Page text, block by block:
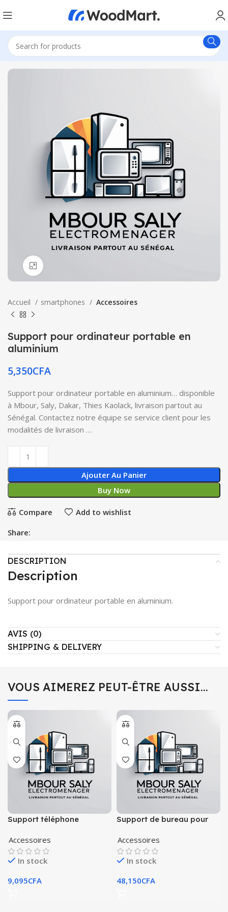
Accueil smartphones Accessoires
Support pour ordinateur portable en
aluminium
5,350CFA
Support pour ordinateur portable en aluminium… disponible
à Mbour, Saly, Dakar, Thies Kaolack, livraison partout au
Sénégal. Contactez notre équipe se service client pour les
modalités de livraison …
Ajouter Au Panier
Buy Now
Compare Add to wishlist
Share:
DESCRIPTION
Description
Support pour ordinateur portable en aluminium.
AVIS (0)
SHIPPING & DELIVERY
VOUS AIMEREZ PEUT-ÊTRE AUSSI…
Support téléphone
aluminium
Accessoires
In stock
9,095CFA
Support de bureau pour
Accessoires
In stock
48,150CFA